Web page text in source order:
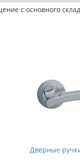
с основного
Дверные